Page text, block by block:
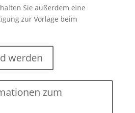
Sie außerdem eine
zur Vorlage beim
werden
zum